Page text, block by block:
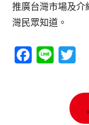
推廣台灣市場及介
灣民眾知道。
Facebook
Line